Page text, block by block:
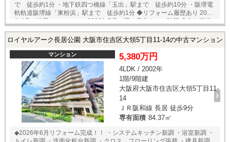
で 徒歩約1分 ・地下鉄四つ橋線「玉出」駅まで 徒歩約10分 ・阪堺電
軌軌道阪堺線「東粉浜」駅まで 徒歩約1分 ◆リフォーム履歴あり 2025
年4月 外壁・バルコニー 2026年5月 壁・天井クロス貼替 ◆主な設備
乾燥機 トイレ ・温水洗浄便座 ・1階、2階の2か所 洗面所 ・シャワー付
きインターフォン
ロイヤルアーク長居公園 大阪市住吉区大領5丁目11-14の中古マンション
マンション 5,380万円
4LDK / 2002年
1階/9階建
大阪府大阪市住吉区大領5丁目11-
14
ＪＲ阪和線 長居 徒歩9分
専有面積 84.37㎡
◆2026年6月リフォーム完成！！ ・システムキッチン新調 ・浴室新調 ・